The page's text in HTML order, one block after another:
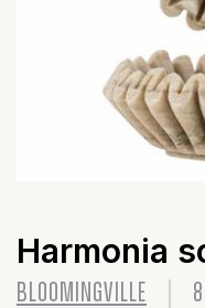
Harmonia
BLOOMINGVILLE